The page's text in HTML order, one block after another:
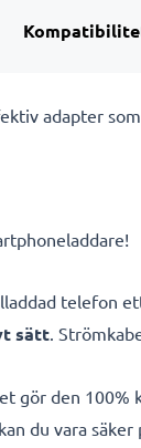
adapter
telefon
sätt.
gör den 100%
du vara säker